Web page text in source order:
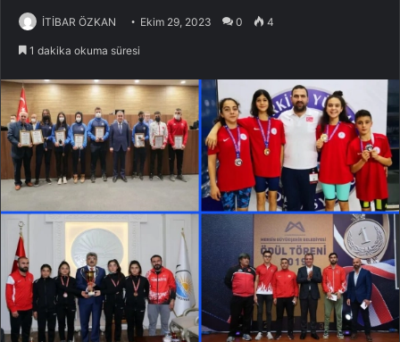
İTİBAR ÖZKAN Ekim 29, 2023 0 4
1 dakika okuma süresi